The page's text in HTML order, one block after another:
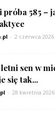
próba 585 –
- 2 czerwca 2026
sen w
się tak...
- 28 kwietnia 2026